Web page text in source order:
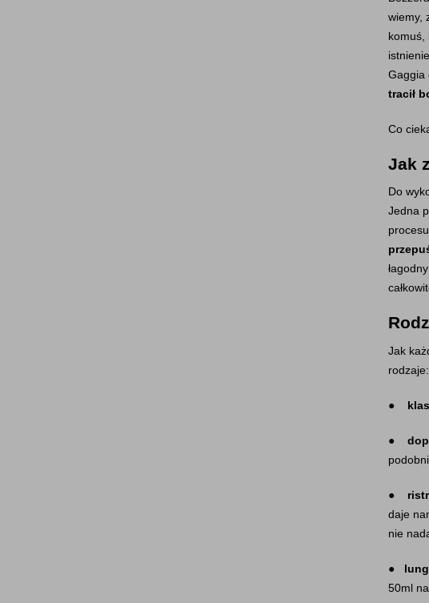
wiemy,
komuś,
Gaggia
tracił
Co
Jak
Do
Jedna
Jak
rodzaje:
●
●
●
daje
nie
●
50ml